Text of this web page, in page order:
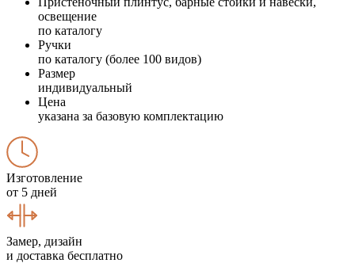
освещение
по каталогу
Ручки
по каталогу (более 100 видов)
Размер
индивидуальный
Цена
указана за базовую комплектацию
Изготовление
от 5 дней
Замер, дизайн
и доставка бесплатно